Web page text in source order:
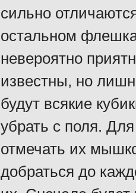
сильно
остальном
невероятно
известны, но
будут всякие
убрать с поля.
отмечать их
добраться до